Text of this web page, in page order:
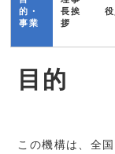
CAIの方へ
的・
事業
長挨
拶
役
目的
この機構は、全